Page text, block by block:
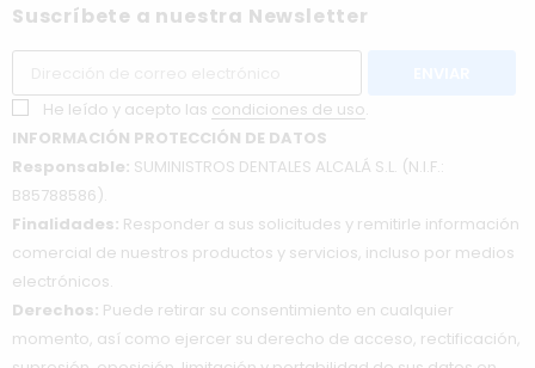
Suscríbete a nuestra Newsletter
He leído y acepto las condiciones de uso.
INFORMACIÓN PROTECCIÓN DE DATOS
Responsable: SUMINISTROS DENTALES ALCALÁ S.L. (N.I.F.:
B85788586).
Finalidades: Responder a sus solicitudes y remitirle información
comercial de nuestros productos y servicios, incluso por medios
electrónicos.
Derechos: Puede retirar su consentimiento en cualquier
momento, así como ejercer su derecho de acceso, rectificación,